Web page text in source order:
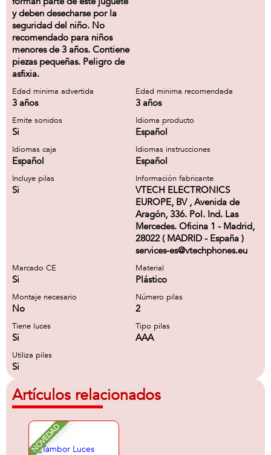
y deben desecharse por la
seguridad del niño. No
recomendado para niños
menores de 3 años. Contiene
piezas pequeñas. Peligro de
asfixia.
Edad minima advertida
3 años
Edad minima recomendada
3 años
Emite sonidos
Si
Idioma producto
Español
Idiomas caja
Español
Idiomas instrucciones
Español
Incluye pilas
Si
Información fabricante
VTECH ELECTRONICS
EUROPE, BV , Avenida de
Aragón, 336. Pol. Ind. Las
Mercedes. Oficina 1 - Madrid,
28022 ( MADRID - España )
services-es@vtechphones.eu
Marcado CE
Si
Material
Plástico
Montaje necesario
No
Número pilas
2
Tiene luces
Si
Tipo pilas
AAA
Utiliza pilas
Si
Artículos relacionados
NOVEDAD